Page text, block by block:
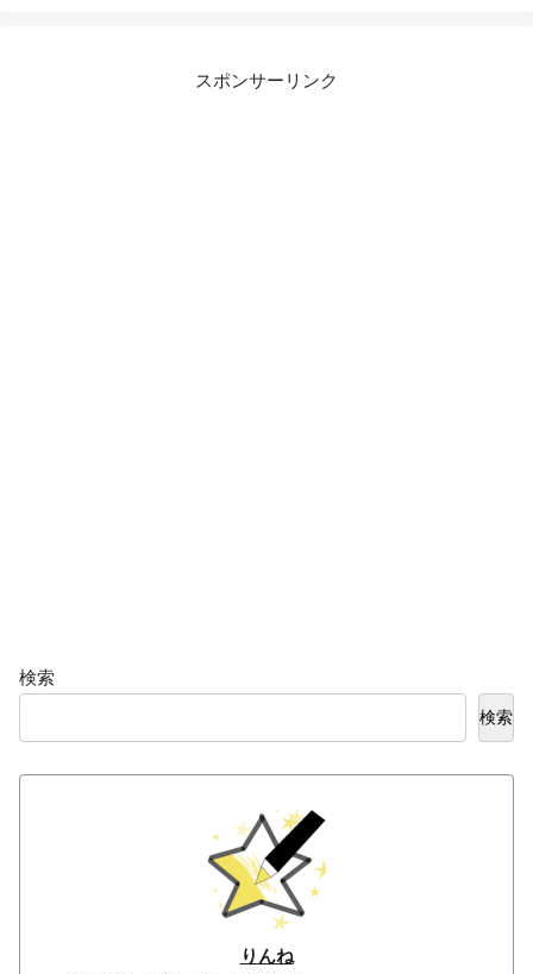
スポンサーリンク
検索
検索
りんね